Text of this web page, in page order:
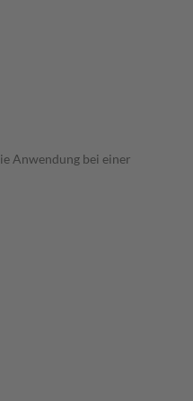
Anwendung bei einer